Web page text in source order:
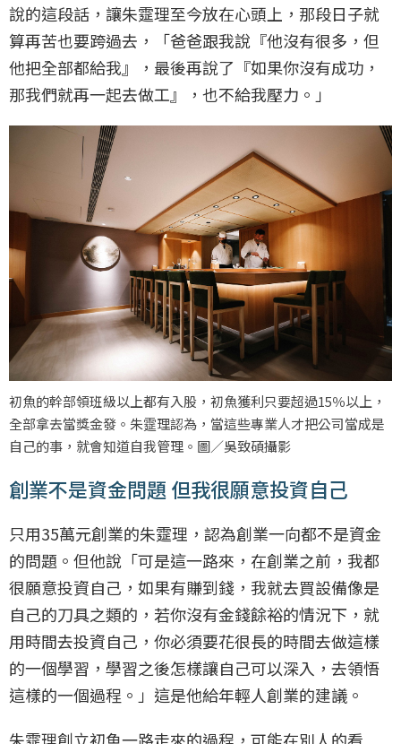
說的這段話，讓朱𩃀理至今放在心頭上，那段日子就
算再苦也要跨過去，「爸爸跟我說『他沒有很多，但
他把全部都給我』，最後再說了『如果你沒有成功，
那我們就再一起去做工』，也不給我壓力。」
初魚的幹部領班級以上都有入股，初魚獲利只要超過15％以上，
全部拿去當獎金發。朱𩃀理認為，當這些專業人才把公司當成是
自己的事，就會知道自我管理。圖／吳致碩攝影
創業不是資金問題 但我很願意投資自己
只用35萬元創業的朱𩃀理，認為創業一向都不是資金
的問題。但他說「可是這一路來，在創業之前，我都
很願意投資自己，如果有賺到錢，我就去買設備像是
自己的刀具之類的，若你沒有金錢餘裕的情況下，就
用時間去投資自己，你必須要花很長的時間去做這樣
的一個學習，學習之後怎樣讓自己可以深入，去領悟
這樣的一個過程。」這是他給年輕人創業的建議。